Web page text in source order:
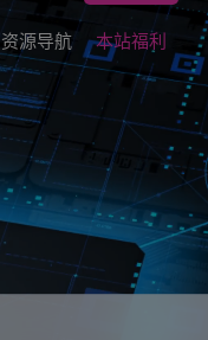
资源导航 本站福利